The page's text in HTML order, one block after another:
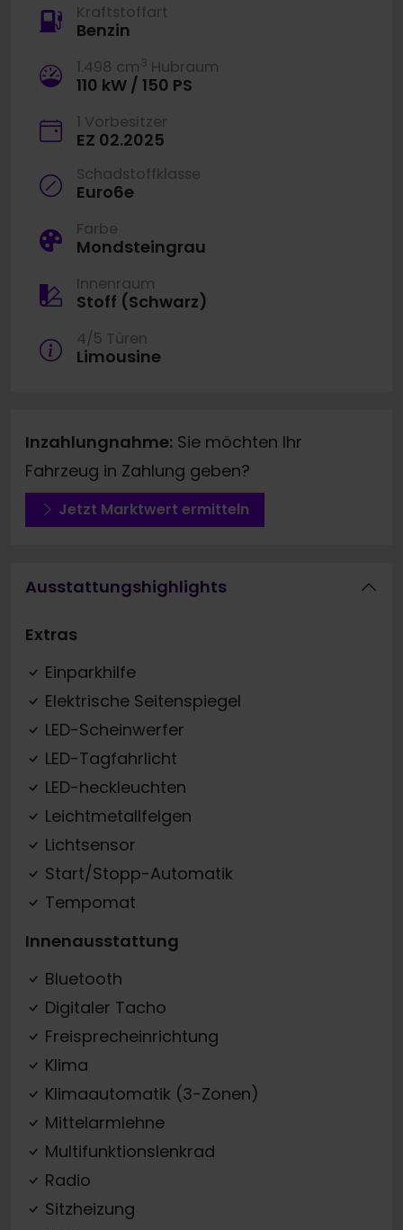
Kraftstoffart
Benzin
1.498 cm 3 Hubraum
110 kW / 150 PS
1 Vorbesitzer
EZ 02.2025
Schadstoffklasse
Euro6e
Farbe
Mondsteingrau
Innenraum
Stoff (Schwarz)
4/5 Türen
Limousine
Inzahlungnahme: Sie möchten Ihr
Fahrzeug in Zahlung geben?
Jetzt Marktwert ermitteln
Ausstattungshighlights
Extras
Einparkhilfe
Elektrische Seitenspiegel
LED-Scheinwerfer
LED-Tagfahrlicht
LED-heckleuchten
Leichtmetallfelgen
Lichtsensor
Start/Stopp-Automatik
Tempomat
Innenausstattung
Bluetooth
Digitaler Tacho
Freisprecheinrichtung
Klima
Klimaautomatik (3-Zonen)
Mittelarmlehne
Multifunktionslenkrad
Radio
Sitzheizung